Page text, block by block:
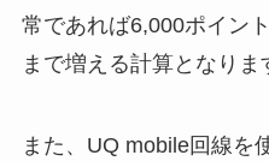
常であれば6,000ポイン
まで増える計算となりま
また、UQ mobile回線を